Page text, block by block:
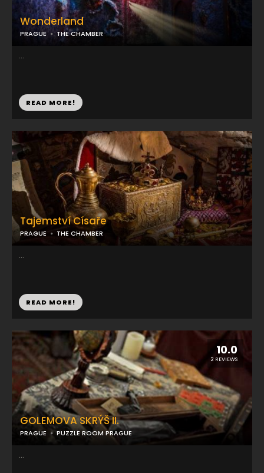
Wonderland
PRAGUE THE CHAMBER
...
READ MORE!
10.0
2 REVIEWS
GOLEMOVA SKRÝŠ II.
PRAGUE PUZZLE ROOM PRAGUE
...
Tajemství Císaře
PRAGUE THE CHAMBER
...
READ MORE!